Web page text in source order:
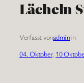
Lächeln
Verfasst vonadminin
04. Oktober, 10